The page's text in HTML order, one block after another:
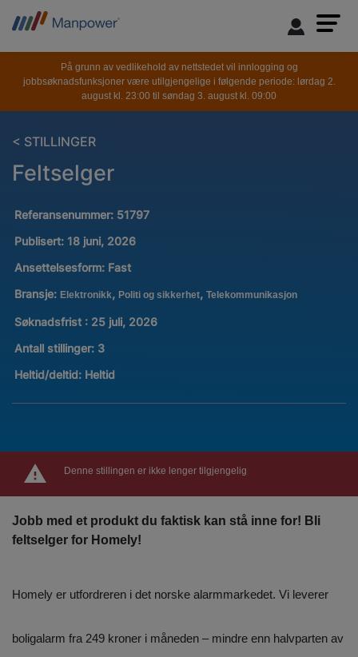
På grunn av vedlikehold av nettstedet vil innlogging og
jobbsøknadsfunksjoner være utilgjengelige i følgende periode: lørdag 2.
august kl. 23:00 til søndag 3. august kl. 09:00
< STILLINGER
Feltselger
Referansenummer: 51797
Publisert: 18 juni, 2026
Ansettelsesform: Fast
Bransje: Elektronikk, Politi og sikkerhet, Telekommunikasjon
Søknadsfrist : 25 juli, 2026
Antall stillinger: 3
Heltid/deltid: Heltid
Denne stillingen er ikke lenger tilgjengelig
Jobb med et produkt du faktisk kan stå inne for! Bli
feltselger for Homely!
Homely er utfordreren i det norske alarmmarkedet. Vi leverer
boligalarm fra 249 kroner i måneden – mindre enn halvparten av